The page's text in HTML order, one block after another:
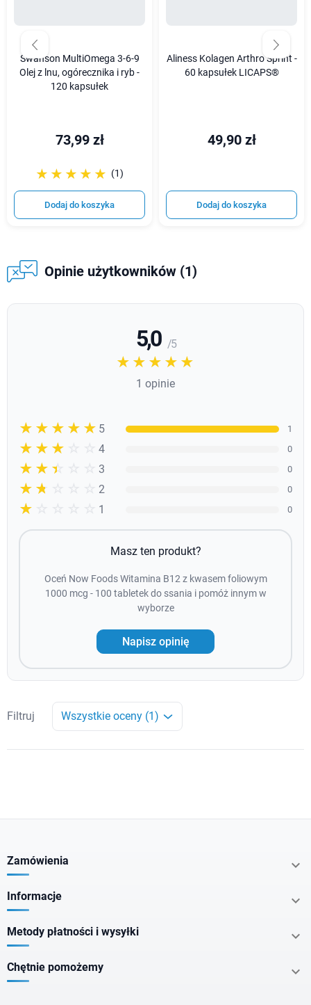
Swanson MultiOmega 3-6-9
Olej z lnu, ogórecznika i ryb -
120 kapsułek
73,99 zł
☆☆☆☆☆
★★★★★ (1)
Dodaj do koszyka
Aliness Kolagen Arthro Sprint -
60 kapsułek LICAPS®
49,90 zł
Dodaj do koszyka
Opinie użytkowników (1)
5,0 / 5
☆☆☆☆☆
★★★★★
1 opinie
☆☆☆☆☆
★★★★★ 5 1
☆☆☆☆☆
★★★★ 4 0
☆☆☆☆☆
★★★ 3 0
☆☆☆☆☆
★★ 2 0
☆☆☆☆☆
★ 1 0
Masz ten produkt?
Oceń Now Foods Witamina B12 z kwasem foliowym
1000 mcg - 100 tabletek do ssania i pomóż innym w
wyborze
Napisz opinię
Filtruj Wszystkie oceny (1)
Zamówienia 
Informacje 
Metody płatności i wysyłki 
Chętnie pomożemy 